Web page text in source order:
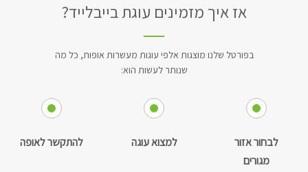
אז איך מזמינים עוגת בייבלייד?
בפורטל שלנו מוצגות אלפי עוגות מעשרות אופות, כל מה
שנותר לעשות הוא:
לבחור אזור
מגורים
למצוא עוגה להתקשר לאופה